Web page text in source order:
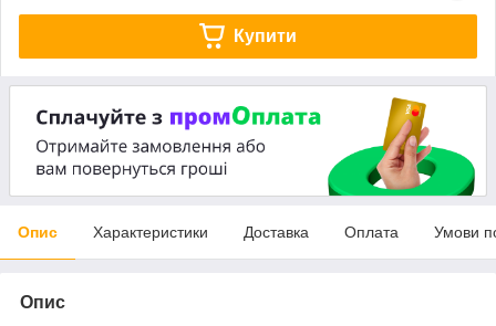
Купити
Опис Характеристики Доставка Оплата Умови
Опис